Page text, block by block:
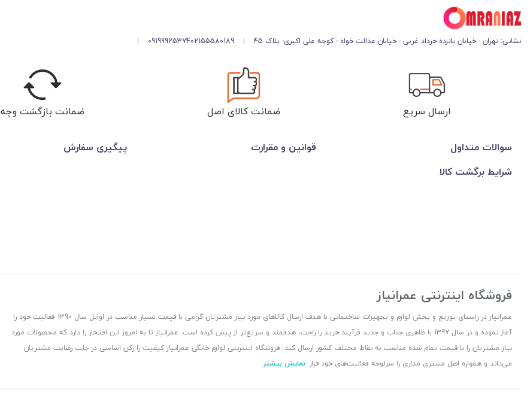
نشانی: تهران - خیابان پانزده خرداد غربی - خیابان عدالت خواه - کوچه علی اکبری- پلاک 45 |
02155580189
09199925374
|
ارسال سریع ضمانت کالای اصل ضمانت بازگشت وجه
سوالات متداول قوانین و مقرارت
پیگیری سفارش
شرایط برگشت کالا
فروشگاه اینترنتی عمرانیاز
عمرانیاز در راستای توزیع و پخش لوازم و تجهیزات ساختمانی با هدف ارسال کالاهای مورد نیاز مشتریان گرامی با قیمت بسیار مناسب در اوایل سال 1390 فعالیت خود را
آغاز نموده و در سال 1397 با ظاهری جذاب و جدید فرآیند خرید را راحت، هدفمند و سریع‌تر از پیش کرده است. عمرانیاز تا به امروز این افتخار را دارد که محصولات مورد
نیاز مشتریان را با قیمت تمام شده مناسب به نقاط مختلف کشور ارسال کند. فروشگاه اینترنتی لوازم خانگی عمرانیاز کیفیت را رکن اساسی در جلب رضایت مشتریان
می‌داند و همواره اصل مشتری مداری را سرلوحه فعالیت‌های خود قرار نمایش بیشتر